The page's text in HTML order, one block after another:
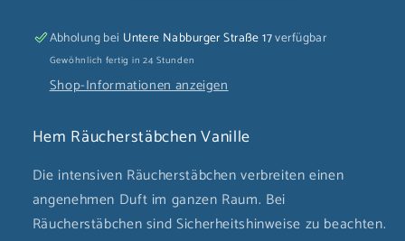
Abholung bei Untere Nabburger Straße 17verfügbar
Gewöhnlich fertig in 24 Stunden
Shop-Informationen anzeigen
Hem Räucherstäbchen Vanille
Die intensiven Räucherstäbchen verbreiten einen
angenehmen Duft im ganzen Raum. Bei
Räucherstäbchen sind Sicherheitshinweise zu beachten.